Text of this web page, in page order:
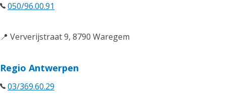
050/96.00.91
📍 Ververijstraat 9, 8790 Waregem
Regio Antwerpen
03/369.60.29